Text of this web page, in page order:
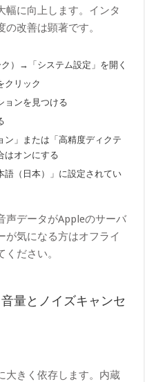
幅に向上します。インタ
改善は顕著です。
）→「システム設定」を開く
クリック
ョンを見つける
ン」または「高精度ディクテ
はオンにする
語（日本）」に設定されてい
声データがAppleのサーバ
が気になる方はオフライ
ださい。
量とノイズキャンセ
大きく依存します。内蔵